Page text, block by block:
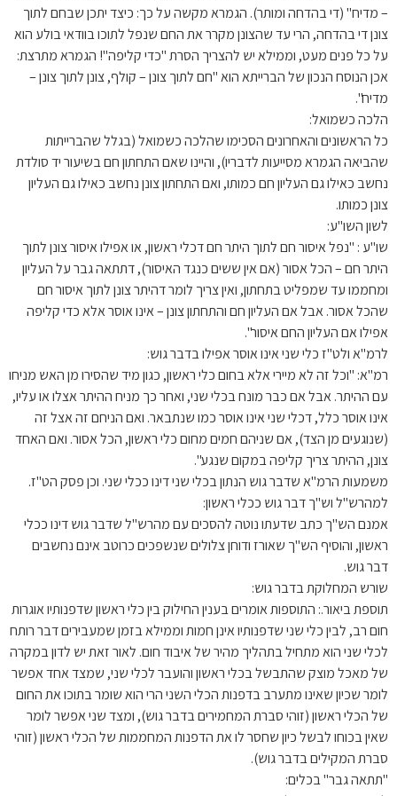
– מדיח" (די בהדחה ומותר). הגמרא מקשה על כך: כיצד יתכן שבחם לתוך
צונן די בהדחה, הרי עד שהצונן מקרר את החם שנפל לתוכו בוודאי בולע הוא
על כל פנים מעט, וממילא יש להצריך הסרת "כדי קליפה"! הגמרא מתרצת:
אכן הנוסח הנכון של הברייתא הוא "חם לתוך צונן – קולף, צונן לתוך צונן –
מדיח".
הלכה כשמואל:
כל הראשונים והאחרונים הסכימו שהלכה כשמואל (בגלל שהברייתות
שהביאה הגמרא מסייעות לדבריו), והיינו שאם התחתון חם בשיעור יד סולדת
נחשב כאילו גם העליון חם כמותו, ואם התחתון צונן נחשב כאילו גם העליון
צונן כמותו.
לשון השו"ע:
שו"ע : "נפל איסור חם לתוך היתר חם דכלי ראשון, או אפילו איסור צונן לתוך
היתר חם – הכל אסור (אם אין ששים כנגד האיסור), דתתאה גבר על העליון
ומחממו עד שמפליט בתחתון, ואין צריך לומר דהיתר צונן לתוך איסור חם
שהכל אסור. אבל אם העליון חם והתחתון צונן – אינו אוסר אלא כדי קליפה
אפילו אם העליון החם איסור".
לרמ"א ולט"ז כלי שני אינו אוסר אפילו בדבר גוש:
רמ"א: "וכל זה לא מיירי אלא בחום כלי ראשון, כגון מיד שהסירו מן האש מניחו
עם ההיתר. אבל אם כבר מונח בכלי שני, ואחר כך מניח ההיתר אצלו או עליו,
אינו אוסר כלל, דכלי שני אינו אוסר כמו שנתבאר. ואם הניחם זה אצל זה
(שנוגעים מן הצד), אם שניהם חמים מחום כלי ראשון, הכל אסור. ואם האחד
צונן, ההיתר צריך קליפה במקום שנגע".
משמעות הרמ"א שדבר גוש הנתון בכלי שני דינו ככלי שני. וכן פסק הט"ז.
למהרש"ל וש"ך דבר גוש ככלי ראשון:
אמנם הש"ך כתב שדעתו נוטה להסכים עם מהרש"ל שדבר גוש דינו ככלי
ראשון, והוסיף הש"ך שאורז ודוחן צלולים שנשפכים כרוטב אינם נחשבים
דבר גוש.
שורש המחלוקת בדבר גוש:
תוספת ביאור.: התוספות אומרים בענין החילוק בין כלי ראשון שדפנותיו אוגרות
חום רב, לבין כלי שני שדפנותיו אינן חמות וממילא בזמן שמעבירים דבר רותח
לכלי שני הוא מתחיל בתהליך מהיר של איבוד חום. לאור זאת יש לדון במקרה
של מאכל מוצק שהתבשל בכלי ראשון והועבר לכלי שני, שמצד אחד אפשר
לומר שכיון שאינו מתערב בדפנות הכלי השני הרי הוא שומר בתוכו את החום
של הכלי ראשון (זוהי סברת המחמירים בדבר גוש), ומצד שני אפשר לומר
שאין בכוחו לבשל כיון שחסר לו את הדפנות המחממות של הכלי ראשון (זוהי
סברת המקילים בדבר גוש).
"תתאה גבר" בכלים: